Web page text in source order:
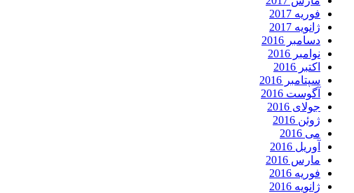
فوریه 2017
ژانویه 2017
دسامبر 2016
نوامبر 2016
اکتبر 2016
سپتامبر 2016
آگوست 2016
جولای 2016
ژوئن 2016
می 2016
آوریل 2016
مارس 2016
فوریه 2016
ژانویه 2016